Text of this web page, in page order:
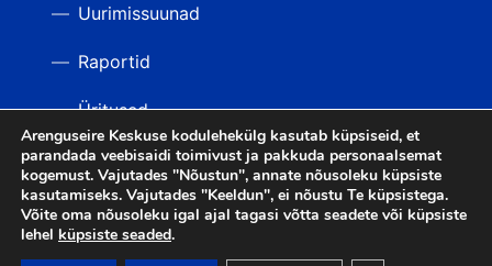
LIITU UUDISKIRJAGA
TAGASI ÜLES
Uurimissuunad
Raportid
Üritused
Videod
Arenguseire Keskuse kodulehekülg kasutab küpsiseid, et
parandada veebisaidi toimivust ja pakkuda personaalsemat
kogemust. Vajutades "Nõustun", annate nõusoleku küpsiste
kasutamiseks. Vajutades "Keeldun", ei nõustu Te küpsistega.
Võite oma nõusoleku igal ajal tagasi võtta seadete või küpsiste
lehel küpsiste seaded.